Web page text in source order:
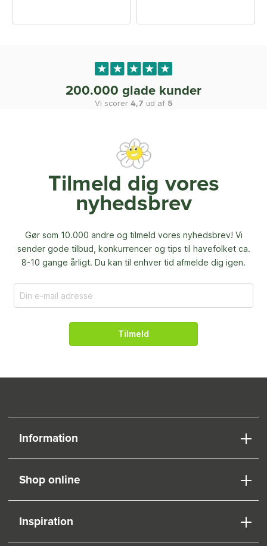
200.000 glade kunder
Vi scorer 4,7 ud af 5
Tilmeld dig vores
nyhedsbrev
Gør som 10.000 andre og tilmeld vores nyhedsbrev! Vi
sender gode tilbud, konkurrencer og tips til havefolket ca.
8-10 gange årligt. Du kan til enhver tid afmelde dig igen.
Tilmeld
Information
Shop online
Inspiration